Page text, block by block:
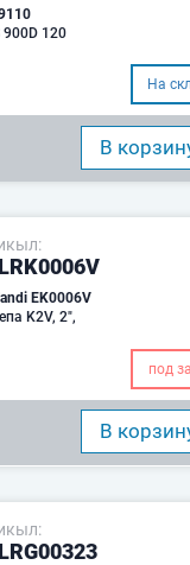
120
На
B
EK0006V
K2V, 2",
под
B